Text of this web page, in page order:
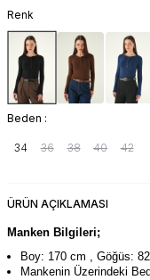
Renk
Beden :
34 36 38 40 42
ÜRÜN AÇIKLAMASI
Manken Bilgileri;
Boy: 170 cm , Göğüs:
Mankenin Üzerindeki